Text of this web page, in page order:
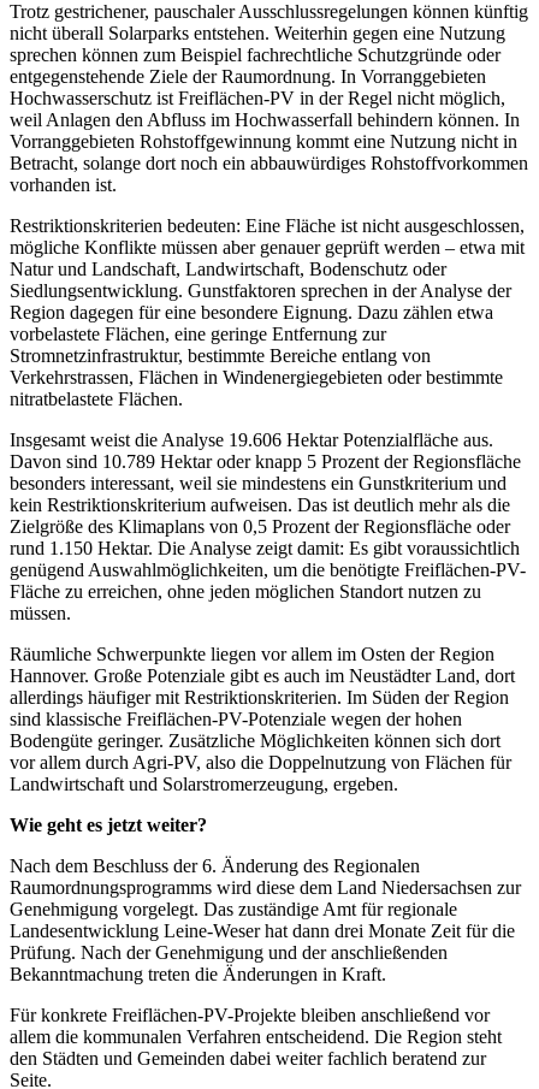
Trotz gestrichener, pauschaler Ausschlussregelungen können künftig
nicht überall Solarparks entstehen. Weiterhin gegen eine Nutzung
sprechen können zum Beispiel fachrechtliche Schutzgründe oder
entgegenstehende Ziele der Raumordnung. In Vorranggebieten
Hochwasserschutz ist Freiflächen-PV in der Regel nicht möglich,
weil Anlagen den Abfluss im Hochwasserfall behindern können. In
Vorranggebieten Rohstoffgewinnung kommt eine Nutzung nicht in
Betracht, solange dort noch ein abbauwürdiges Rohstoffvorkommen
vorhanden ist.
Restriktionskriterien bedeuten: Eine Fläche ist nicht ausgeschlossen,
mögliche Konflikte müssen aber genauer geprüft werden – etwa mit
Natur und Landschaft, Landwirtschaft, Bodenschutz oder
Siedlungsentwicklung. Gunstfaktoren sprechen in der Analyse der
Region dagegen für eine besondere Eignung. Dazu zählen etwa
vorbelastete Flächen, eine geringe Entfernung zur
Stromnetzinfrastruktur, bestimmte Bereiche entlang von
Verkehrstrassen, Flächen in Windenergiegebieten oder bestimmte
nitratbelastete Flächen.
Insgesamt weist die Analyse 19.606 Hektar Potenzialfläche aus.
Davon sind 10.789 Hektar oder knapp 5 Prozent der Regionsfläche
besonders interessant, weil sie mindestens ein Gunstkriterium und
kein Restriktionskriterium aufweisen. Das ist deutlich mehr als die
Zielgröße des Klimaplans von 0,5 Prozent der Regionsfläche oder
rund 1.150 Hektar. Die Analyse zeigt damit: Es gibt voraussichtlich
genügend Auswahlmöglichkeiten, um die benötigte Freiflächen-PV-
Fläche zu erreichen, ohne jeden möglichen Standort nutzen zu
müssen.
Räumliche Schwerpunkte liegen vor allem im Osten der Region
Hannover. Große Potenziale gibt es auch im Neustädter Land, dort
allerdings häufiger mit Restriktionskriterien. Im Süden der Region
sind klassische Freiflächen-PV-Potenziale wegen der hohen
Bodengüte geringer. Zusätzliche Möglichkeiten können sich dort
vor allem durch Agri-PV, also die Doppelnutzung von Flächen für
Landwirtschaft und Solarstromerzeugung, ergeben.
Wie geht es jetzt weiter?
Nach dem Beschluss der 6. Änderung des Regionalen
Raumordnungsprogramms wird diese dem Land Niedersachsen zur
Genehmigung vorgelegt. Das zuständige Amt für regionale
Landesentwicklung Leine-Weser hat dann drei Monate Zeit für die
Prüfung. Nach der Genehmigung und der anschließenden
Bekanntmachung treten die Änderungen in Kraft.
Für konkrete Freiflächen-PV-Projekte bleiben anschließend vor
allem die kommunalen Verfahren entscheidend. Die Region steht
den Städten und Gemeinden dabei weiter fachlich beratend zur
Seite.